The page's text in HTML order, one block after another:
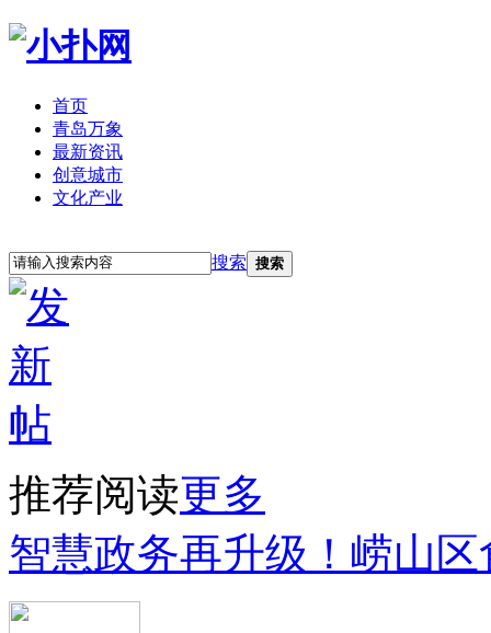
首页
青岛万象
最新资讯
创意城市
文化产业
搜索 搜索
推荐阅读更多
智慧政务再升级！崂山